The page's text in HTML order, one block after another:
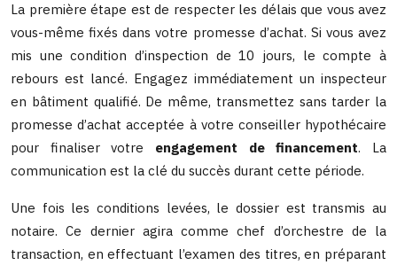
La première étape est de respecter les délais que vous avez
vous-même fixés dans votre promesse d’achat. Si vous avez
mis une condition d’inspection de 10 jours, le compte à
rebours est lancé. Engagez immédiatement un inspecteur
en bâtiment qualifié. De même, transmettez sans tarder la
promesse d’achat acceptée à votre conseiller hypothécaire
pour finaliser votre engagement de financement. La
communication est la clé du succès durant cette période.
Une fois les conditions levées, le dossier est transmis au
notaire. Ce dernier agira comme chef d’orchestre de la
transaction, en effectuant l’examen des titres, en préparant